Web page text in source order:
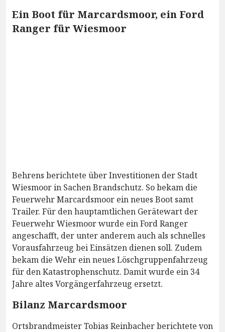
Ein Boot für Marcardsmoor, ein Ford
Ranger für Wiesmoor
Behrens berichtete über Investitionen der Stadt
Wiesmoor in Sachen Brandschutz. So bekam die
Feuerwehr Marcardsmoor ein neues Boot samt
Trailer. Für den hauptamtlichen Gerätewart der
Feuerwehr Wiesmoor wurde ein Ford Ranger
angeschafft, der unter anderem auch als schnelles
Vorausfahrzeug bei Einsätzen dienen soll. Zudem
bekam die Wehr ein neues Löschgruppenfahrzeug
für den Katastrophenschutz. Damit wurde ein 34
Jahre altes Vorgängerfahrzeug ersetzt.
Bilanz Marcardsmoor
Ortsbrandmeister Tobias Reinbacher berichtete von